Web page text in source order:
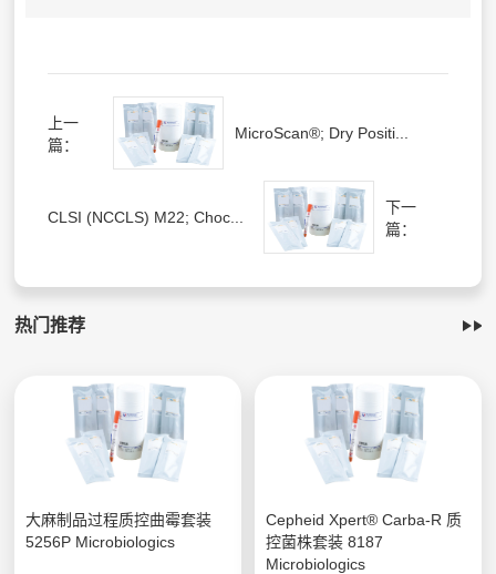
上一
篇：
MicroScan®; Dry Positi...
CLSI (NCCLS) M22; Choc...
下一
篇：
热门推荐
大麻制品过程质控曲霉套装
5256P Microbiologics
Cepheid Xpert® Carba-R 质
控菌株套装 8187
Microbiologics